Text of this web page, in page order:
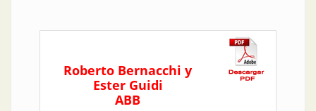
Roberto Bernacchi y
Ester Guidi
ABB